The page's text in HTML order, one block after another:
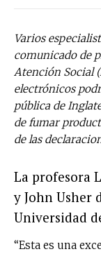
Varios
comunicado de
Atención Social
electrónicos
pública de
de fumar
de las
La profesora
y John Usher
Universidad
“Esta es una